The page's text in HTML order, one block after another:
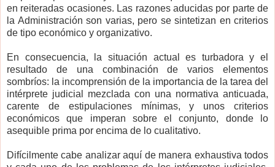
en reiteradas ocasiones. Las razones aducidas por parte de
la Administración son varias, pero se sintetizan en criterios
de tipo económico y organizativo.
En consecuencia, la situación actual es turbadora y el
resultado de una combinación de varios elementos
sombríos: la incomprensión de la importancia de la tarea del
intérprete judicial mezclada con una normativa anticuada,
carente de estipulaciones mínimas, y unos criterios
económicos que imperan sobre el conjunto, donde lo
asequible prima por encima de lo cualitativo.
Difícilmente cabe analizar aquí de manera exhaustiva todos